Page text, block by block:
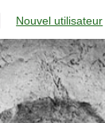
Nouvel utilisateur